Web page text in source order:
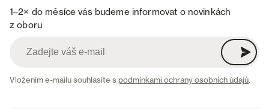
1–2× do měsíce vás budeme informovat o novinkách
z oboru
Vložením e-mailu souhlasíte spodmínkami ochrany osobních údajů.